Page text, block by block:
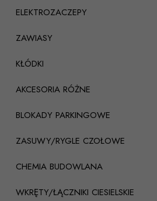
ELEKTROZACZEPY
ZAWIASY
KŁÓDKI
AKCESORIA RÓŻNE
BLOKADY PARKINGOWE
ZASUWY/RYGLE CZOŁOWE
CHEMIA BUDOWLANA
WKRĘTY/ŁĄCZNIKI CIESIELSKIE